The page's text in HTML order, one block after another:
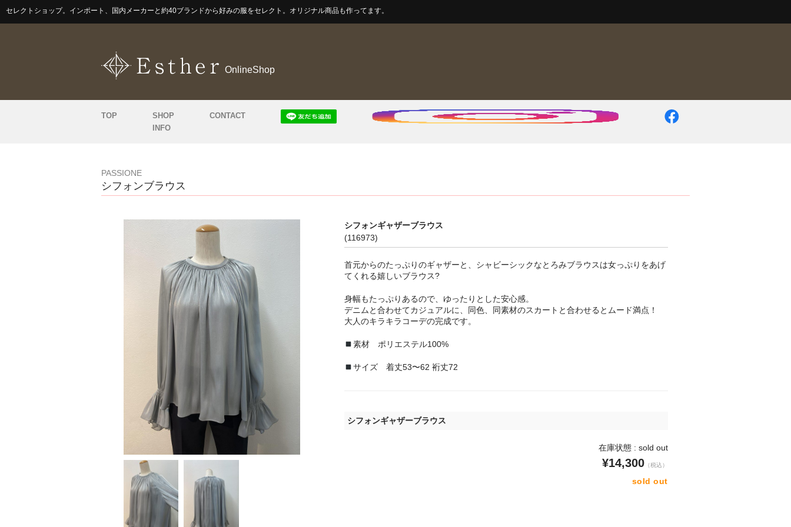
セレクトショップ。インポート、国内メーカーと約40ブランドから好みの服をセレクト。オリジナル商品も作ってます。
OnlineShop
TOP
SHOP
INFO
CONTACT
PASSIONE
シフォンブラウス
シフォンギャザーブラウス
(116973)
首元からのたっぷりのギャザーと、シャビーシックなとろみブラウスは女っぷりをあげ
てくれる嬉しいブラウス?
身幅もたっぷりあるので、ゆったりとした安心感。
デニムと合わせてカジュアルに、同色、同素材のスカートと合わせるとムード満点！
大人のキラキラコーデの完成です。
素材 ポリエステル100%
サイズ 着丈53〜62 裄丈72
シフォンギャザーブラウス
在庫状態 : sold out
¥14,300（税込）
sold out